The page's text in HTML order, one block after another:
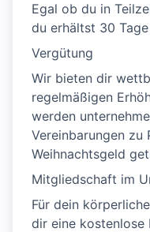
Egal ob du in
du erhältst 30
Vergütung
Wir bieten dir
regelmäßigen
werden
Vereinbarungen zu
Weihnachtsgeld
Mitgliedschaft im
Für dein
dir eine